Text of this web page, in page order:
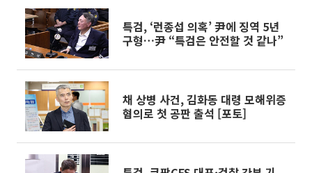
특검, ‘런종섭 의혹’ 尹에 징역 5년
구형…尹 “특검은 안전할 것 같나”
채 상병 사건, 김화동 대령 모해위증
혐의로 첫 공판 출석 [포토]